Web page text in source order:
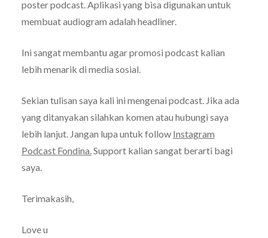
poster podcast. Aplikasi yang bisa digunakan untuk
membuat audiogram adalah headliner.
Ini sangat membantu agar promosi podcast kalian
lebih menarik di media sosial.
Sekian tulisan saya kali ini mengenai podcast. Jika ada
yang ditanyakan silahkan komen atau hubungi saya
lebih lanjut. Jangan lupa untuk follow Instagram
Podcast Fondina.Support kalian sangat berarti bagi
saya.
Terimakasih,
Love u